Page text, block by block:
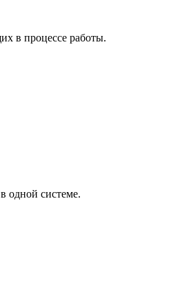
в процессе работы.
одной системе.